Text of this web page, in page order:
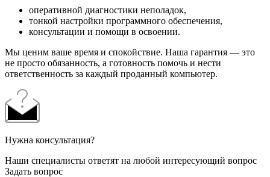
оперативной диагностики неполадок,
тонкой настройки программного обеспечения,
консультации и помощи в освоении.
Мы ценим ваше время и спокойствие. Наша гарантия — это
не просто обязанность, а готовность помочь и нести
ответственность за каждый проданный компьютер.
Нужна консультация?
Наши специалисты ответят на любой интересующий вопрос
Задать вопрос